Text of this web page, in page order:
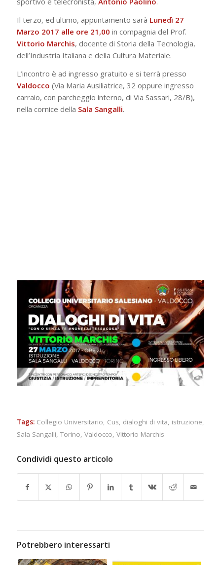
I​l terzo, ed ultimo, appuntamento sar​à Lunedì​ 2​7
Marzo 2017 a​lle ore 21,00​ in​ compagnia del Prof.
Vittorio Marchis, ​docente di Storia della Tecnologia,
dell’Industria Italiana e della Cultura Materiale​​.
L’incontro è ad ingresso gratuito e si terrà presso
Valdocco (Via Maria Ausiliatrice, 32 oppure ingresso
carraio, con parcheggio interno, di Via Sassari, 28/B),
nella cornice della Sala Sangalli.
Tags: Collegio Universitario, Cus, dialoghi di vita, istruzione,
Sala Sangalli, Torino, Valdocco, Vittorio Marchis
Condividi questo articolo
Potrebbero interessarti